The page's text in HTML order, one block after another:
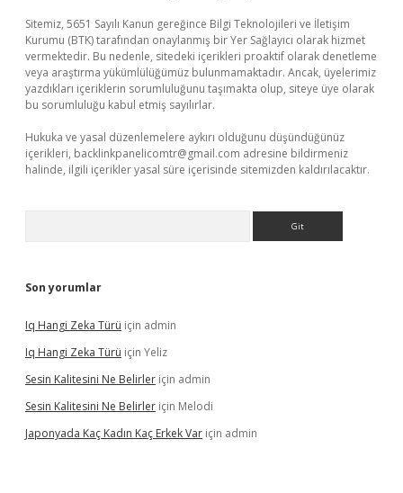
Sitemiz, 5651 Sayılı Kanun gereğince Bilgi Teknolojileri ve İletişim
Kurumu (BTK) tarafından onaylanmış bir Yer Sağlayıcı olarak hizmet
vermektedir. Bu nedenle, sitedeki içerikleri proaktif olarak denetleme
veya araştırma yükümlülüğümüz bulunmamaktadır. Ancak, üyelerimiz
yazdıkları içeriklerin sorumluluğunu taşımakta olup, siteye üye olarak
bu sorumluluğu kabul etmiş sayılırlar.
Hukuka ve yasal düzenlemelere aykırı olduğunu düşündüğünüz
içerikleri, backlinkpanelicomtr@gmail.com adresine bildirmeniz
halinde, ilgili içerikler yasal süre içerisinde sitemizden kaldırılacaktır.
Son yorumlar
Iq Hangi Zeka Türü için admin
Iq Hangi Zeka Türü için Yeliz
Sesin Kalitesini Ne Belirler için admin
Sesin Kalitesini Ne Belirler için Melodi
Japonyada Kaç Kadın Kaç Erkek Var için admin